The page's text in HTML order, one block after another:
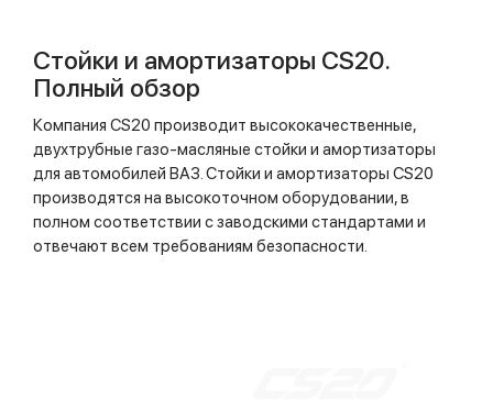
Стойки и амортизаторы CS20.
Полный обзор
Компания CS20 производит высококачественные,
двухтрубные газо-масляные стойки и амортизаторы
для автомобилей ВАЗ. Стойки и амортизаторы CS20
производятся на высокоточном оборудовании, в
полном соответствии с заводскими стандартами и
отвечают всем требованиям безопасности.